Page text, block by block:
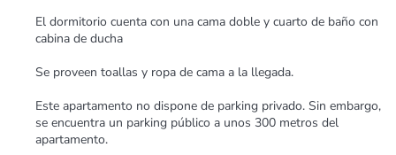
El dormitorio cuenta con una cama doble y cuarto de baño con
cabina de ducha
Se proveen toallas y ropa de cama a la llegada.
Este apartamento no dispone de parking privado. Sin embargo,
se encuentra un parking público a unos 300 metros del
apartamento.